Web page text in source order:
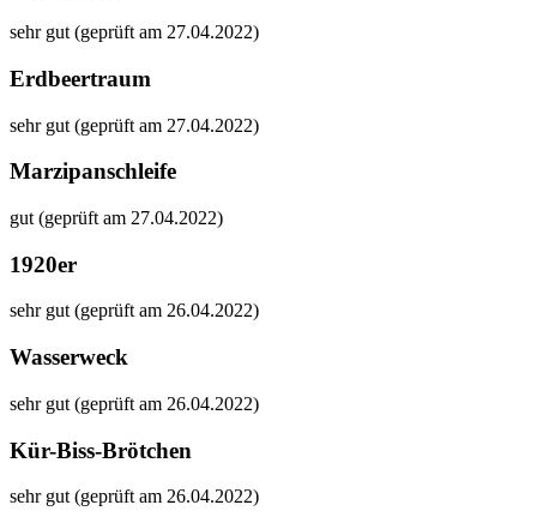
sehr gut (geprüft am 27.04.2022)
Erdbeertraum
sehr gut (geprüft am 27.04.2022)
Marzipanschleife
gut (geprüft am 27.04.2022)
1920er
sehr gut (geprüft am 26.04.2022)
Wasserweck
sehr gut (geprüft am 26.04.2022)
Kür-Biss-Brötchen
sehr gut (geprüft am 26.04.2022)